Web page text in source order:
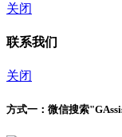
关闭
联系我们
关闭
方式一： 微信搜索"